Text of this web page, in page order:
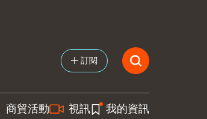
訂閱
商貿活動 視訊 我的資訊